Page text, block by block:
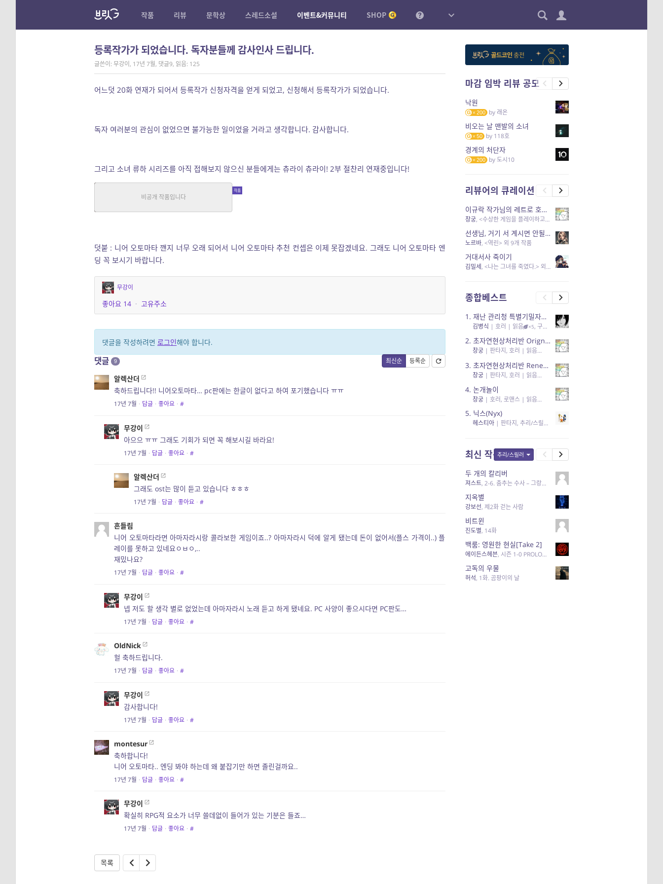
작품 리뷰 문학상 스레드소설 이벤트&커뮤니티 SHOP
등록작가가 되었습니다. 독자분들께 감사인사 드립니다.
글쓴이: 무강이 , 17년 7월, 댓글9, 읽음: 125
어느덧 20화 연재가 되어서 등록작가 신청자격을 얻게 되었고, 신청해서 등록작가가 되었습니다.
독자 여러분의 관심이 없었으면 불가능한 일이었을 거라고 생각합니다. 감사합니다.
그리고 소녀 류하 시리즈를 아직 접해보지 않으신 분들에게는 츄라이 츄라이! 2부 절찬리 연재중입니다!
소녀 류하 시리즈
판타지, 추리/스릴러
덧붙 : 니어 오토마타 깬지 너무 오래 되어서 니어 오토마타 추천 컨셉은 이제 못잡겠네요. 그래도 니어 오토마타 엔
딩 꼭 보시기 바랍니다.
무강이
좋아요 14 · 고유주소
댓글을 작성하려면 로그인해야 합니다.
최신순 등록순
댓글 9
알렉산더
축하드립니다!! 니어오토마타… pc판에는 한글이 없다고 하여 포기했습니다 ㅠㅠ
17년 7월 · 답글 · 좋아요 · #
무강이
아으으 ㅠㅠ 그래도 기회가 되면 꼭 해보시길 바라요!
17년 7월 · 답글 · 좋아요 · #
알렉산더
그래도 ost는 많이 듣고 있습니다 ㅎㅎㅎ
17년 7월 · 답글 · 좋아요 · #
흔들림
니어 오토마타라면 아마자라시랑 콜라보한 게임이죠..? 아마자라시 덕에 알게 됐는데 돈이 없어서(플스 가격이..) 플
레이를 못하고 있네요ㅇㅂㅇ,..
재밌나요?
17년 7월 · 답글 · 좋아요 · #
무강이
넵 저도 할 생각 별로 없었는데 아마자라시 노래 듣고 하게 됐네요. PC 사양이 좋으시다면 PC판도…
17년 7월 · 답글 · 좋아요 · #
OldNick
헐 축하드립니다.
17년 7월 · 답글 · 좋아요 · #
무강이
감사합니다!
17년 7월 · 답글 · 좋아요 · #
montesur
축하합니다!
니어 오토마타.. 엔딩 봐야 하는데 왜 붙잡기만 하면 졸린걸까요..
17년 7월 · 답글 · 좋아요 · #
무강이
확실히 RPG적 요소가 너무 쓸데없이 들어가 있는 기분은 들죠…
17년 7월 · 답글 · 좋아요 · #
목록
마감 임박 리뷰 공모
낙원
200 by 래온
비오는 날 맨발의 소녀
50 by 118호
경계의 처단자
200 by도시10
리뷰어의 큐레이션
이규락 작가님의 레트로 호러 리뷰
창궁, <수상한 게임을 플레이하고 있어> 외 3개 작품
선생님, 거기 서 계시면 안될 것 같은데요-역할 클리셰를 비튼 작품들
노르바, <역린> 외 9개 작품
거대서사 죽이기
김밀세, <나는 그녀를 죽였다.> 외 1개 작품
종합베스트
1. 재난 관리청 특별기밀자료들
김병식 | 호러 | 읽음 ×5, 구독 , 응원95, 리뷰3
2. 초자연현상처리반 Orignal + True Ending
창궁| 판타지, 호러 | 읽음 , 구독 , 응원6
3. 초자연현상처리반 Renewal
창궁| 판타지, 호러 | 읽음 , 구독 , 응원82, 리뷰4
4. 논개놀이
창궁| 호러, 로맨스| 읽음 , 공감11, 응원25
5. 닉스(Nyx)
헤스티아| 판타지, 추리/스릴러 | 읽음
최신 작품추리/스릴러
두 개의 칼리버
져스트, 2-6. 춤추는 수사 – 그랑크뤼
지옥별
강보선, 제2화 걷는 사람
비트윈
진도별, 14화
백룸: 영원한 현실[Take 2]
에이든스헤븐, 시즌 1-0 PROLOGUE
고독의 우물
허석, 1화. 곰팡이의 날